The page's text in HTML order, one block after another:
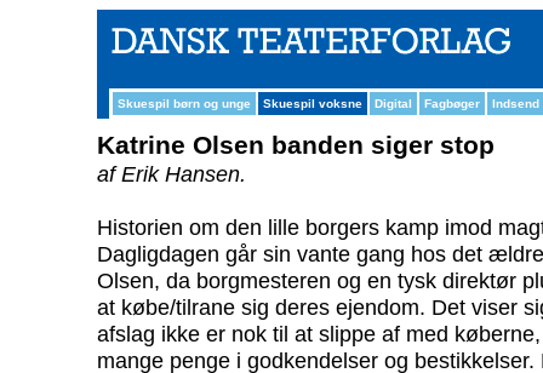
Skuespil børn og unge Skuespil voksne Digital Fagbøger Indsend
Katrine Olsen banden siger stop
af Erik Hansen.
Historien om den lille borgers kamp imod
Dagligdagen går sin vante gang hos det
Olsen, da borgmesteren og en tysk direktør
at købe/tilrane sig deres ejendom. Det viser
afslag ikke er nok til at slippe af med
mange penge i godkendelser og